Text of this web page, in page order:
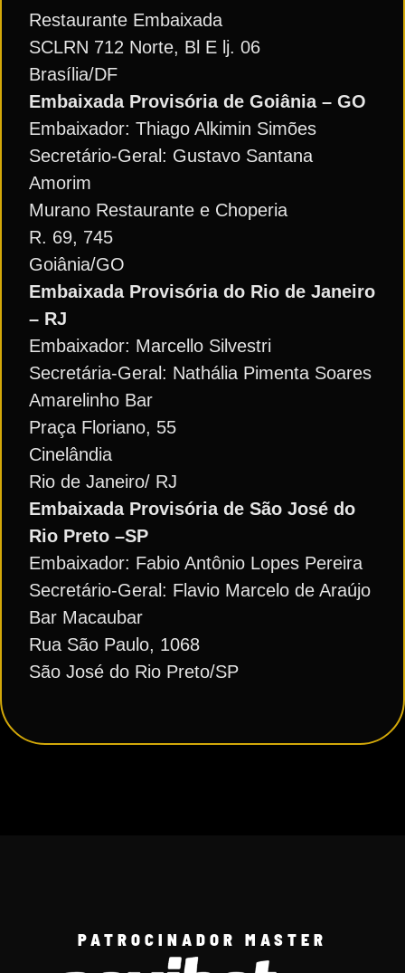
Restaurante Embaixada
SCLRN 712 Norte, Bl E lj. 06
Brasília/DF
Embaixada Provisória de Goiânia – GO
Embaixador: Thiago Alkimin Simões
Secretário-Geral: Gustavo Santana
Amorim
Murano Restaurante e Choperia
R. 69, 745
Goiânia/GO
Embaixada Provisória do Rio de Janeiro
– RJ
Embaixador: Marcello Silvestri
Secretária-Geral: Nathália Pimenta Soares
Amarelinho Bar
Praça Floriano, 55
Cinelândia
Rio de Janeiro/ RJ
Embaixada Provisória de São José do
Rio Preto –SP
Embaixador: Fabio Antônio Lopes Pereira
Secretário-Geral: Flavio Marcelo de Araújo
Bar Macaubar
Rua São Paulo, 1068
São José do Rio Preto/SP
PATROCINADOR MASTER